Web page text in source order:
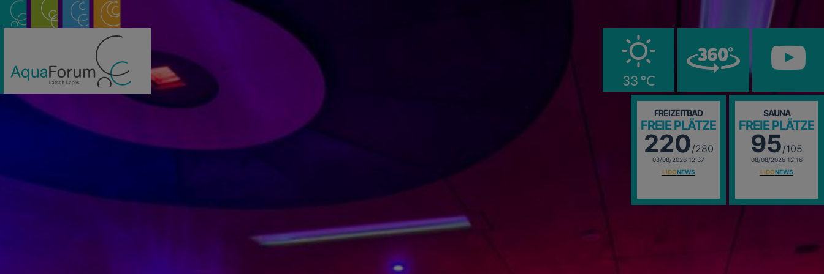
B
33 °C
FREIZEITBAD
FREIE PLÄTZE
220/280
08/08/2026 12:37
LIDONEWS
SAUNA
FREIE PLÄTZE
95/105
08/08/2026 12:16
LIDONEWS